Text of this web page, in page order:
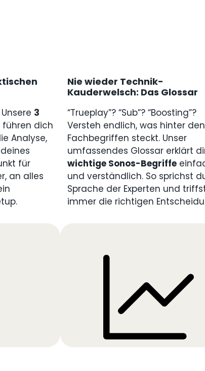
3
führen dich
Analyse,
für
an alles
Nie wieder Technik-
Kauderwelsch: Das Glossar
“Trueplay”? “Sub”? “Boosting”?
Versteh endlich, was hinter den
Fachbegriffen steckt. Unser
umfassendes Glossar erklärt
wichtige Sonos-Begriffe
und verständlich. So sprichst
Sprache der Experten und
immer die richtigen